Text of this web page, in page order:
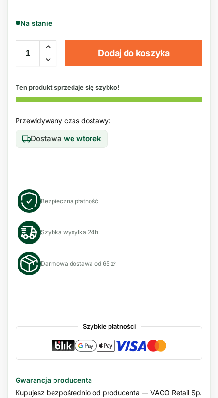
Na stanie
Dodaj do koszyka
Ten produkt sprzedaje się szybko!
Przewidywany czas dostawy:
Dostawa we wtorek
Bezpieczna płatność
Szybka wysyłka 24h
Darmowa dostawa od 65 zł
Szybkie płatności
Gwarancja producenta
Kupujesz bezpośrednio od producenta — VACO Retail Sp.